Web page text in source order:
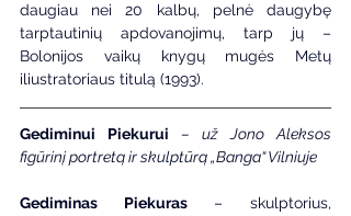
daugiau nei 20 kalbų, pelnė daugybę
tarptautinių apdovanojimų, tarp jų –
Bolonijos vaikų knygų mugės Metų
iliustratoriaus titulą (1993).
Gediminui Piekurui – už Jono Aleksos
figūrinį portretą ir skulptūrą „Banga“ Vilniuje
Gediminas Piekuras – skulptorius,